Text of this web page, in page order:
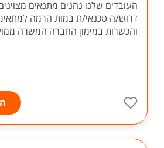
העובדים שלנו נהנים מתנאים
דרוש/ה טכנאי/ת במות הרמה
והכשרות במימון החברה המשרה